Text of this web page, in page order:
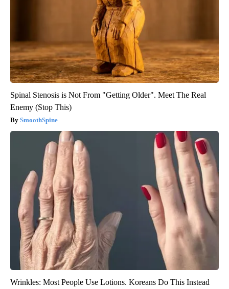
Spinal Stenosis is Not From "Getting Older". Meet The Real
Enemy (Stop This)
SmoothSpine
Wrinkles: Most People Use Lotions. Koreans Do This Instead